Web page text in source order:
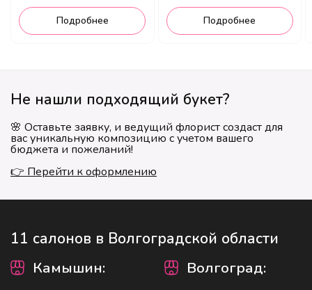
Подробнее Подробнее
Не нашли подходящий букет?
🌸 Оставьте заявку, и ведущий флорист создаст для
вас уникальную композицию с учетом вашего
бюджета и пожеланий!
👉 Перейти к оформлению
11 салонов в Волгоградской области
Камышин: Волгоград: